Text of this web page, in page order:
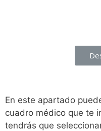
En este apartado
cuadro médico que te
tendrás que